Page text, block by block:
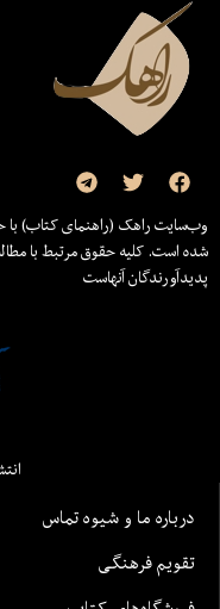
وب‌سایت راهک (راهنمای کتاب) با
شده است. کلیه حقوق مرتبط با
پدیدآورندگان آنهاست
درباره ما و شیوه تماس
تقویم فرهنگی